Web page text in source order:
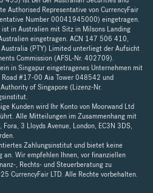
Authorised Representative von CurrencyFair
Number 00041945000) eingetragen.
in Australien mit Sitz in Milsons Landing
eingetragen. ACN 147 506 410,
(PTY) Limited unterliegt der Aufsicht
Commission (AFSL-Nr. 402709).
in Singapur eingetragenes Unternehmen mit
#17-00 Aia Tower 048542 und
of Singapore (Lizenz-Nr.
Kunden wird Ihr Konto von Moorwand Ltd
Alle Mitteilungen im Zusammenhang mit
3 Lloyds Avenue, London, EC3N 3DS,
Zahlungsinstitut und bietet keine
an. Wir empfehlen Ihnen, vor finanziellen
, Rechts- und Steuerberatung zu
CurrencyFair LTD. Alle Rechte vorbehalten.